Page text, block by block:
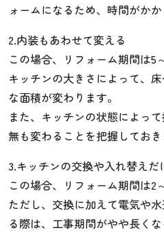
ォームになるため、時間がかか
2.内装もあわせて変える
この場合、リフォーム期間は5
キッチンの大きさによって、
な面積が変わります。
また、キッチンの状態によっ
無も変わることを把握しておき
3.キッチンの交換や入れ替えだ
この場合、リフォーム期間は2
ただし、交換に加えて電気や
る際は、工事期間がやや長くな